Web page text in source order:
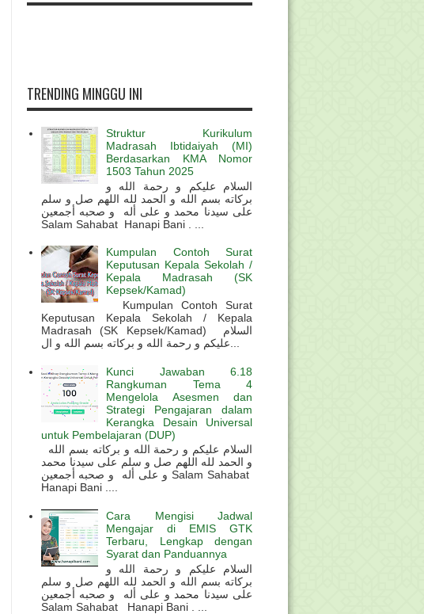
TRENDING MINGGU INI
Struktur Kurikulum
Madrasah Ibtidaiyah (MI)
Berdasarkan KMA Nomor
1503 Tahun 2025
السلام عليكم و رحمة الله و
بركاته بسم الله و الحمد لله اللهم صل و سلم
على سيدنا محمد و على أله و صحبه أجمعين
Salam Sahabat Hanapi Bani . ...
Kumpulan Contoh Surat
Keputusan Kepala Sekolah /
Kepala Madrasah (SK
Kepsek/Kamad)
Kumpulan Contoh Surat
Keputusan Kepala Sekolah / Kepala
Madrasah (SK Kepsek/Kamad) السلام
Kunci Jawaban 6.18
Rangkuman Tema 4
Mengelola Asesmen dan
Strategi Pengajaran dalam
Kerangka Desain Universal
untuk Pembelajaran (DUP)
و الحمد لله اللهم صل و سلم على سيدنا محمد
و على أله و صحبه أجمعين Salam Sahabat
Hanapi Bani ....
Cara Mengisi Jadwal
Mengajar di EMIS GTK
Terbaru, Lengkap dengan
Syarat dan Panduannya
السلام عليكم و رحمة الله و
بركاته بسم الله و الحمد لله اللهم صل و سلم
على سيدنا محمد و على أله و صحبه أجمعين
Salam Sahabat Hanapi Bani . ...